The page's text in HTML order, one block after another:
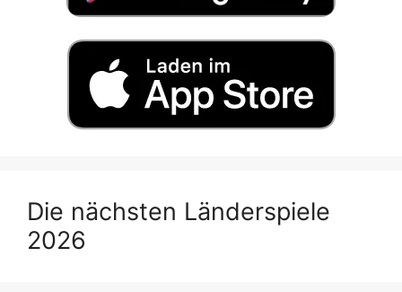
Die nächsten Länderspiele
2026